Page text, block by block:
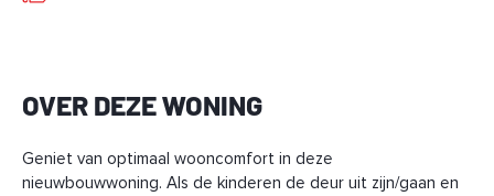
OVER DEZE WONING
Geniet van optimaal wooncomfort in deze
nieuwbouwwoning. Als de kinderen de deur uit zijn/gaan en